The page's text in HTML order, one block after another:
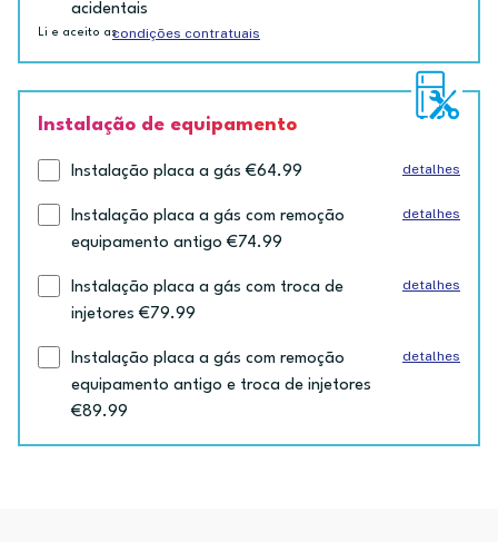
acidentais
Li e aceito ascondições contratuais
Instalação de equipamento
Instalação placa a gás €64.99 detalhes
Instalação placa a gás com remoção
equipamento antigo €74.99
detalhes
Instalação placa a gás com troca de
injetores €79.99
detalhes
Instalação placa a gás com remoção
equipamento antigo e troca de injetores
€89.99
detalhes